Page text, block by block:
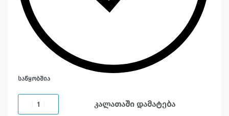
ᲡᲐᲬᲧᲝᲑᲨᲘᲐ
კალათაში დამატება